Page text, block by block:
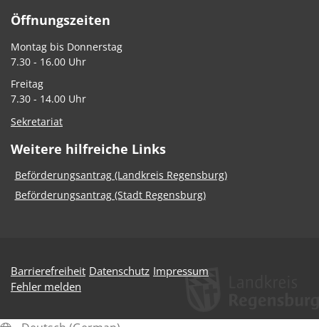
Öffnungszeiten
Montag bis Donnerstag
7.30 - 16.00 Uhr
Freitag
7.30 - 14.00 Uhr
Sekretariat
Weitere hilfreiche Links
Beförderungsantrag (Landkreis Regensburg)
Beförderungsantrag (Stadt Regensburg)
Barrierefreiheit Datenschutz Impressum
Fehler melden